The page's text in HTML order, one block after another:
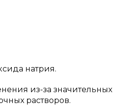
натрия.
из-за значительных
растворов.